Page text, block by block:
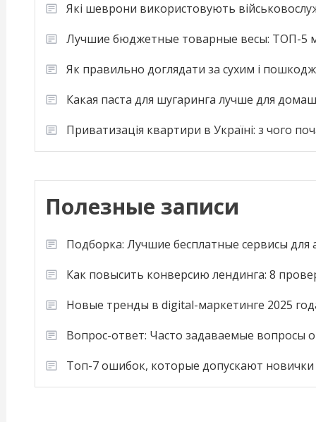
Які шеврони використовують
Лучшие бюджетные товарные весы: ТОП-5
Як правильно доглядати за сухим і
Какая паста для шугаринга лучше для
Приватизація квартири в Україні: з чого
Полезные записи
Подборка: Лучшие бесплатные сервисы
Как повысить конверсию лендинга: 8
Новые тренды в digital-маркетинге 2025
Вопрос-ответ: Часто задаваемые вопросы
Топ-7 ошибок, которые допускают